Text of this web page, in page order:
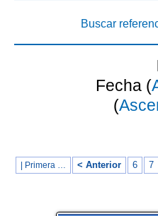
Buscar
Fecha (
(
| Primera … < Anterior 6 7